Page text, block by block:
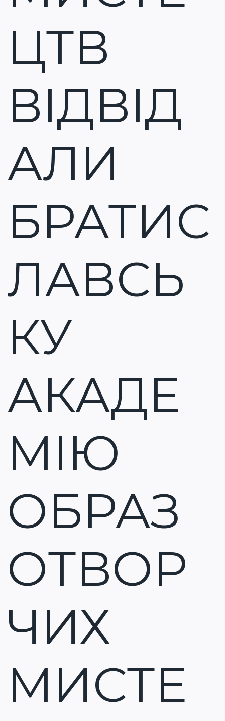
ЦТВ
ВІДВІД
АЛИ
БРАТИС
ЛАВСЬ
КУ
АКАДЕ
МІЮ
ОБРАЗ
ОТВОР
ЧИХ
МИСТЕ